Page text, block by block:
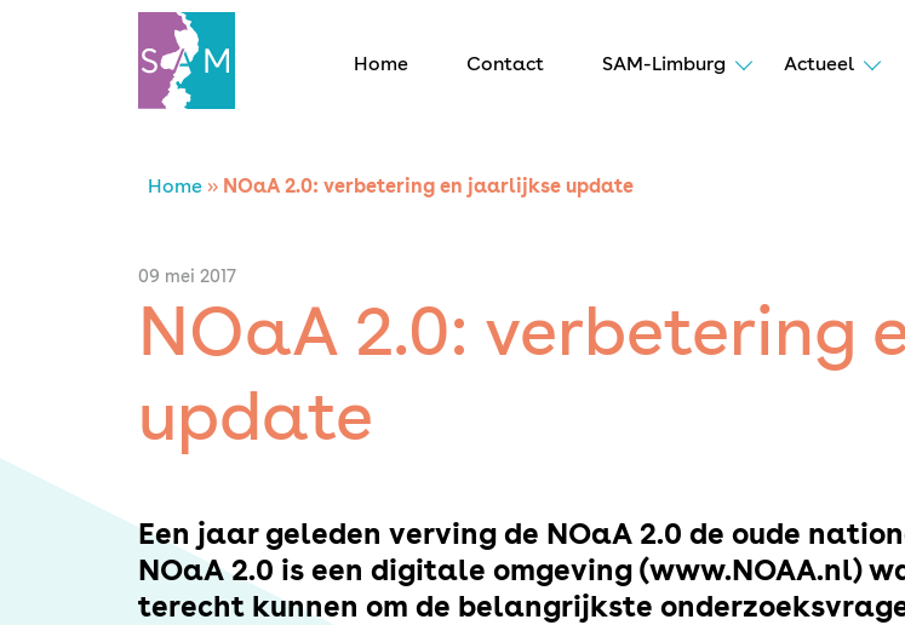
Home Contact SAM-Limburg Actueel
Home
Contact
SAM Limburg
Actueel
Overheid
Erfgoed
Home » NOaA 2.0: verbetering en jaarlijkse update
09 mei 2017
NOaA 2.0: verbetering
update
Een jaar geleden verving de NOaA 2.0 de oude
NOaA 2.0 is een digitale omgeving (www.NOAA.nl)
terecht kunnen om de belangrijkste